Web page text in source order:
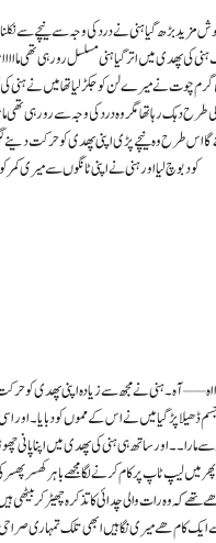
جوش مزید بڑھ گیا ہنی نے درد کی وجہ سے نیچے
تک ہنی کی پھدی میں اتر گیا ہنی مسلسل رو رہی تھی
گرم چوت نے میرے لن کو جکڑ لیا تھا میں نے
تھا مگر وہ درد کی وجہ سے رو رہی تھی ماموں
گا اس طرح وہ نیچے پڑی اپنی پھدی کو حرکت
کو دبوچ لیا اور ہنی نے اپنی ٹانگوں سے میری کمر
– – – آہ ۔ ہنی نے مجھ سے زیادہ اپنی پھدی کو
پڑ گیا میں نے اس کے مموں کو دبایا ۔ اور
۔ ۔ اور ساتھ ہی ہنی کی پھدی میں اپنا
میں لیپ ٹاپ پر کام کرنے لگا مجھے باہر کھسر
کہ وہ رات والی چدائی کا تذکرہ چھیڑ کر بیٹھی
کام ھے میری نگاہیں ابھی تلک تمہاری